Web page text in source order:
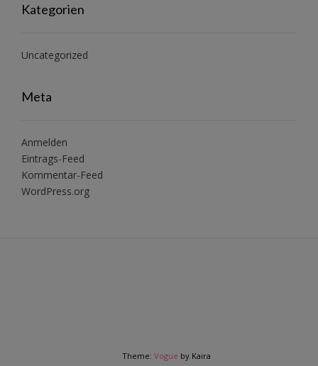
Kategorien
Uncategorized
Meta
Anmelden
Eintrags-Feed
Kommentar-Feed
WordPress.org
Theme: Vogue by Kaira